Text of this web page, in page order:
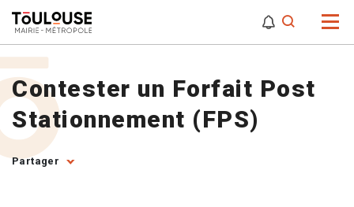
Contester un Forfait Post
Stationnement (FPS)
Partager